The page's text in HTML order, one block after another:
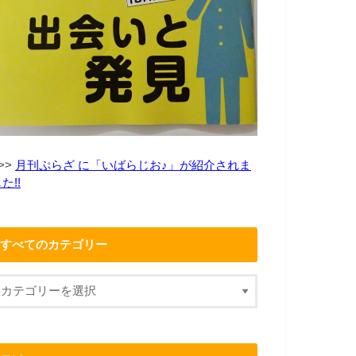
月刊ぷらざ に「いばらじお♪」が紹介されま
!!
すべてのカテゴリー